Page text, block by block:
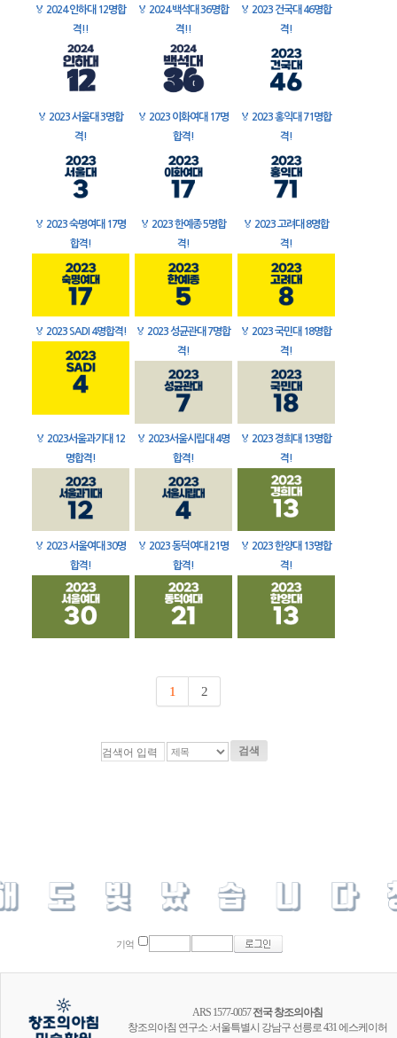
🏅 2024 인하대 12명합
격!!
🏅 2024 백석대 36명합
격!!
🏅 2023 건국대 46명합
격!
🏅 2023 서울대 3명합
격!
🏅 2023 이화여대 17명
합격!
🏅 2023 홍익대 71명합
격!
🏅 2023 숙명여대 17명
합격!
🏅 2023 한예종 5명합
격!
🏅 2023 고려대 8명합
격!
🏅 2023 SADI 4명합격! 🏅 2023 성균관대 7명합
격!
🏅 2023 국민대 18명합
격!
🏅 2023서울과기대 12
명합격!
🏅 2023서울시립대 4명
합격!
🏅 2023 경희대 13명합
격!
🏅 2023 서울여대 30명
합격!
🏅 2023 동덕여대 21명
합격!
🏅 2023 한양대 13명합
격!
1 2
검색
기억
ARS 1577-0057전국 창조의아침
창조의아침 연구소 :서울특별시 강남구 선릉로 431 에스케이허